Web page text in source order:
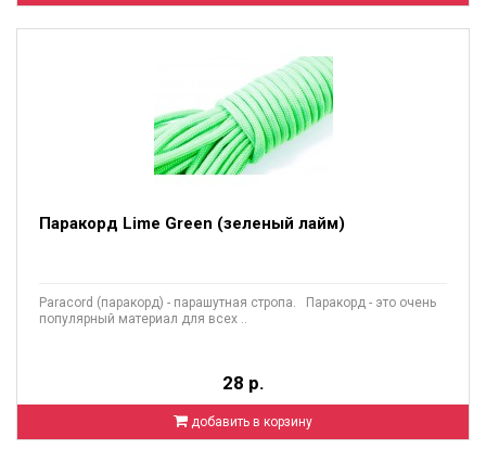
Паракорд Lime Green (зеленый лайм)
Paracord (паракорд) - парашутная стропа. Паракорд - это очень
популярный материал для всех ..
28 р.
добавить в корзину